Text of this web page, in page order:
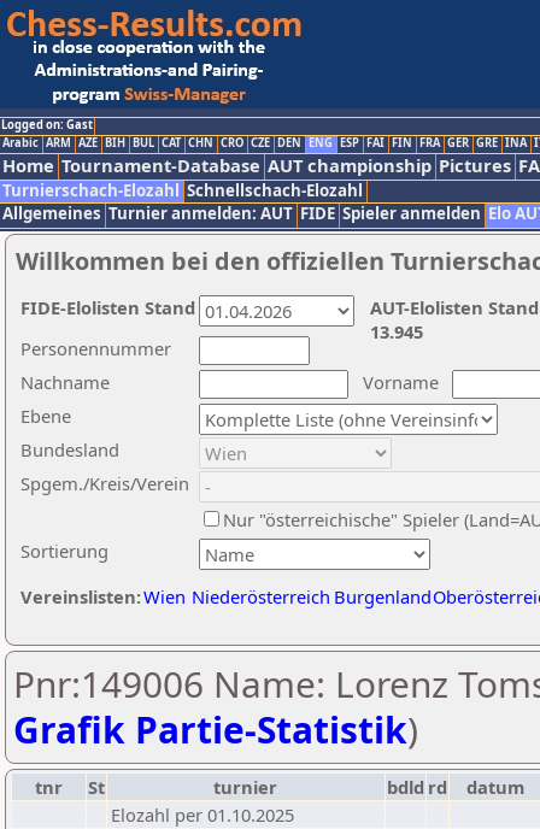
Logged on: Gast
Arabic ARM AZE BIH BUL CAT CHN CRO CZE DEN ENG ESP FAI FIN FRA GER GRE INA
Home Tournament-Database AUT championship Pictures
Turnierschach-Elozahl Schnellschach-Elozahl
Allgemeines Turnier anmelden: AUT FIDE Spieler anmelden Elo
Willkommen bei den offiziellen
Nachname
Vorname
Ebene
Sortierung
Personennummer
Bundesland
Spgem./Kreis/Verein
Nur "österreichische" Spieler
Vereinslisten:Wien Niederösterreich Burgenland
AUT-Elolisten
13.945
FIDE-Elolisten Stand
Pnr:149006 Name: Lorenz
Grafik Partie-Statistik)
tnr St turnier bdld rd
datum
Elozahl per 01.10.2025